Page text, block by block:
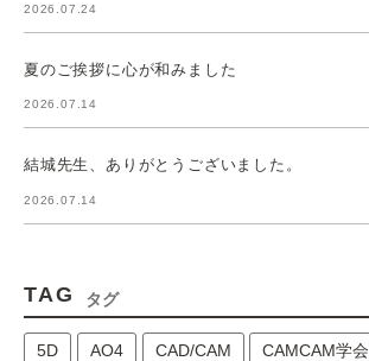
2026.07.24
夏のご挨拶に心が和みました
2026.07.14
結城先生、ありがとうございました。
2026.07.14
TAG タグ
5D AO4 CAD/CAM CAMCAM学会